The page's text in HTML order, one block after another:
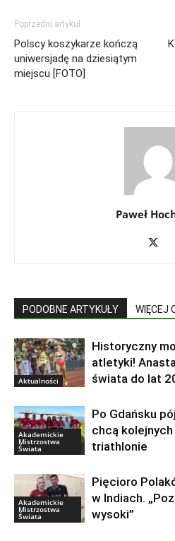
Poprzedni artykuł
Polscy koszykarze kończą
uniwersjadę na dziesiątym
miejscu [FOTO]
Paweł
PODOBNE ARTYKUŁY WIĘCEJ
Aktualności
Historyczny
atletyki!
świata do lat
Akademickie
Mistrzostwa
Świata
Po Gdańsku
chcą
triathlonie
Akademickie
Mistrzostwa
Świata
Pięcioro
w Indiach.
wysoki”